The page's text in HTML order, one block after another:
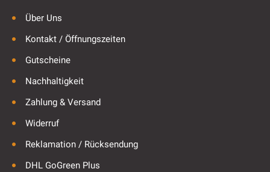
Über Uns
Kontakt / Öffnungszeiten
Gutscheine
Nachhaltigkeit
Zahlung & Versand
Widerruf
Reklamation / Rücksendung
DHL GoGreen Plus